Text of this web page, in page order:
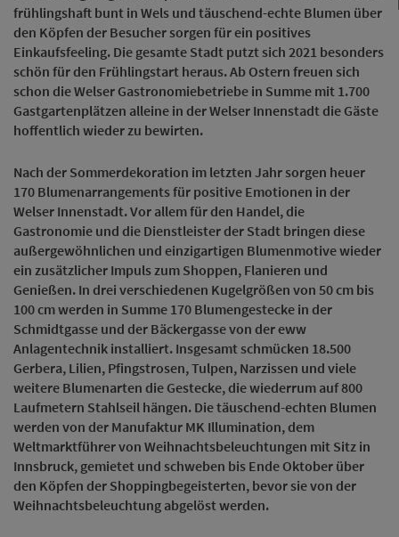
frühlingshaft bunt in Wels und täuschend-echte Blumen über
den Köpfen der Besucher sorgen für ein positives
Einkaufsfeeling. Die gesamte Stadt putzt sich 2021 besonders
schön für den Frühlingstart heraus. Ab Ostern freuen sich
schon die Welser Gastronomiebetriebe in Summe mit 1.700
Gastgartenplätzen alleine in der Welser Innenstadt die Gäste
hoffentlich wieder zu bewirten.
Nach der Sommerdekoration im letzten Jahr sorgen heuer
170 Blumenarrangements für positive Emotionen in der
Welser Innenstadt. Vor allem für den Handel, die
Gastronomie und die Dienstleister der Stadt bringen diese
außergewöhnlichen und einzigartigen Blumenmotive wieder
ein zusätzlicher Impuls zum Shoppen, Flanieren und
Genießen. In drei verschiedenen Kugelgrößen von 50 cm bis
100 cm werden in Summe 170 Blumengestecke in der
Schmidtgasse und der Bäckergasse von der eww
Anlagentechnik installiert. Insgesamt schmücken 18.500
Gerbera, Lilien, Pfingstrosen, Tulpen, Narzissen und viele
weitere Blumenarten die Gestecke, die wiederrum auf 800
Laufmetern Stahlseil hängen. Die täuschend-echten Blumen
werden von der Manufaktur MK Illumination, dem
Weltmarktführer von Weihnachtsbeleuchtungen mit Sitz in
Innsbruck, gemietet und schweben bis Ende Oktober über
den Köpfen der Shoppingbegeisterten, bevor sie von der
Weihnachtsbeleuchtung abgelöst werden.